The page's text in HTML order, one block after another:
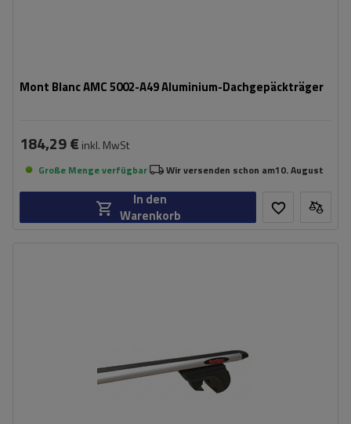
Mont Blanc AMC 5002-A49 Aluminium-Dachgepäckträger
184,29 € inkl. MwSt
Große Menge verfügbar Wir versenden schon am10. August
In den
Warenkorb